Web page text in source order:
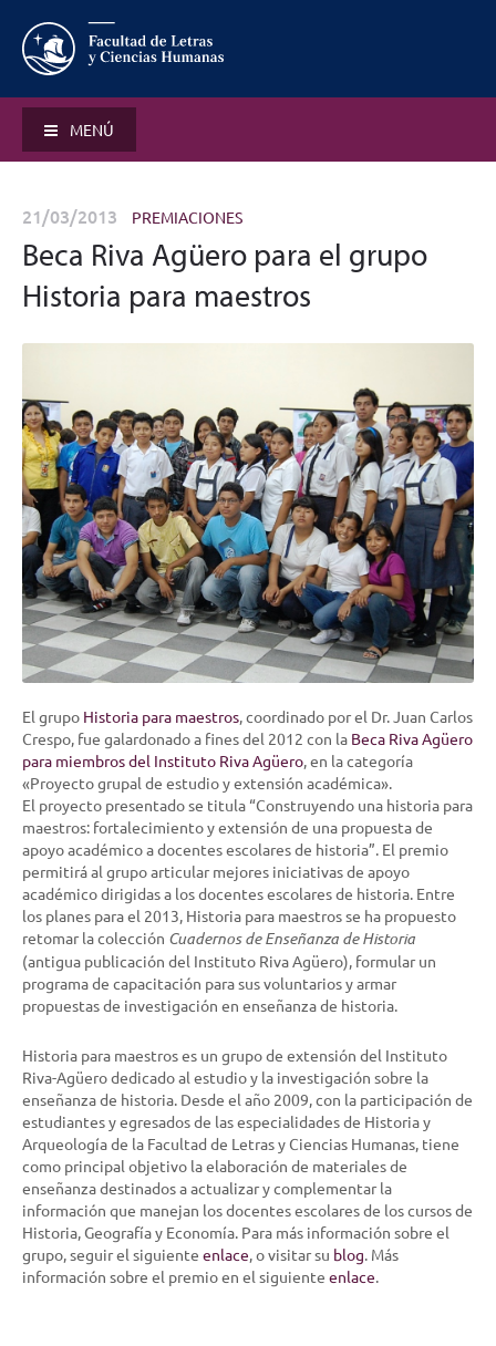
MENÚ
21/03/2013 PREMIACIONES
Beca Riva Agüero para el grupo
Historia para maestros
El grupo Historia para maestros, coordinado por el Dr. Juan Carlos
Crespo, fue galardonado a fines del 2012 con la Beca Riva Agüero
para miembros del Instituto Riva Agüero, en la categoría
«Proyecto grupal de estudio y extensión académica».
El proyecto presentado se titula “Construyendo una historia para
maestros: fortalecimiento y extensión de una propuesta de
apoyo académico a docentes escolares de historia”. El premio
permitirá al grupo articular mejores iniciativas de apoyo
académico dirigidas a los docentes escolares de historia. Entre
los planes para el 2013, Historia para maestros se ha propuesto
retomar la colección Cuadernos de Enseñanza de Historia
(antigua publicación del Instituto Riva Agüero), formular un
programa de capacitación para sus voluntarios y armar
propuestas de investigación en enseñanza de historia.
Historia para maestros es un grupo de extensión del Instituto
Riva-Agüero dedicado al estudio y la investigación sobre la
enseñanza de historia. Desde el año 2009, con la participación de
estudiantes y egresados de las especialidades de Historia y
Arqueología de la Facultad de Letras y Ciencias Humanas, tiene
como principal objetivo la elaboración de materiales de
enseñanza destinados a actualizar y complementar la
información que manejan los docentes escolares de los cursos de
Historia, Geografía y Economía. Para más información sobre el
grupo, seguir el siguiente enlace, o visitar su blog. Más
información sobre el premio en el siguiente enlace.